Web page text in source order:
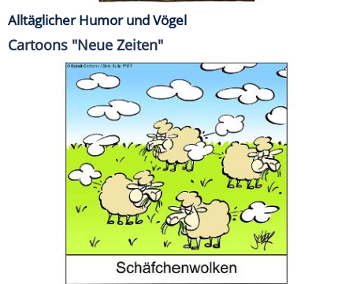
Alltäglicher Humor und Vögel
Cartoons "Neue Zeiten"